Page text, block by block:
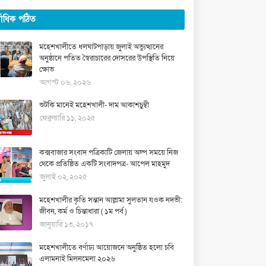
পঠিত
মহেশখালীতে ধলঘাটপাড়ায় জুলাই অভ্যুত্থানের
অনুষ্ঠানে পতিত স্বৈরাচারের দোসরের উপস্থিতি নিয়ে
ক্ষোভ
আগস্ট ০৬, ২০২৬
শুটকি মানেই মহেশখালী- দাম আকাশচুম্বী
ফেব্রুয়ারি ১১, ২০২৫
কক্সবাজার সংবাদ পত্রিকাটি জেলায় অল্প সময়ে নিজ
থেকে প্রতিষ্ঠিত একটি সংবাদপত্র- আপেল মাহমুদ
জুলাই ০২, ২০২৫
মহেশখালীর কৃতি সন্তান আল্লামা সুলতান যওক নদভী:
জীবন, কর্ম ও চিন্তাধারা ( ১ম পর্ব )
জানুয়ারি ১৩, ২০১৭
মহেশখালীতে বর্ণাঢ্য আয়োজনে অনুষ্ঠিত হলো চবি
এলামনাই মিলনমেলা ২০২৬